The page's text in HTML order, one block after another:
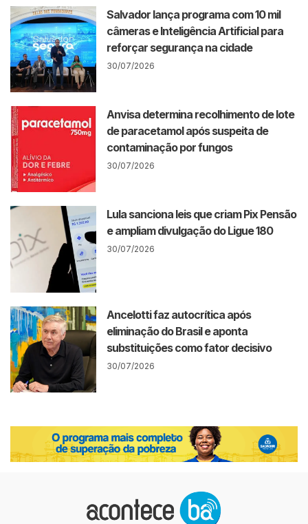
Salvador lança programa com 10 mil
câmeras e Inteligência Artificial para
reforçar segurança na cidade
30/07/2026
Anvisa determina recolhimento de lote
de paracetamol após suspeita de
contaminação por fungos
30/07/2026
Lula sanciona leis que criam Pix Pensão
e ampliam divulgação do Ligue 180
30/07/2026
Ancelotti faz autocrítica após
eliminação do Brasil e aponta
substituições como fator decisivo
30/07/2026